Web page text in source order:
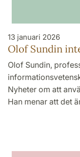
13 januari 2026
Olof Sundin
Olof Sundin,
Nyheter om att
Han menar att det